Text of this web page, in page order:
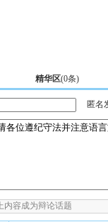
精华区(0条)
匿名